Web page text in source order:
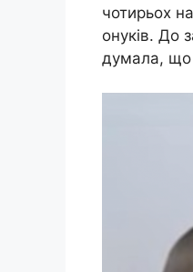
чотирьох
онуків. До
думала, що